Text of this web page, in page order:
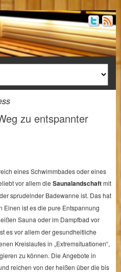
zu entspannter
eines Schwimmbades oder eines
vor allem die Saunalandschaftmit
sprudelnder Badewanne ist. Das hat
Einen ist es die pure Entspannung
Sauna oder im Dampfbad vor
es vor allem der gesundheitliche
Kreislaufes in „Extremsituationen“,
zu können. Die Angebote in
reichen von der heißen über die bis